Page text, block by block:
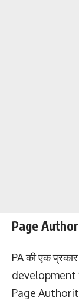
Page
PA की एक
development
Page